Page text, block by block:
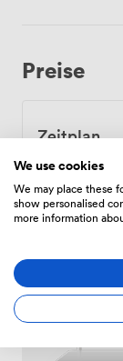
Preise
Zeitplan
Von
We use cookies
We may place these
show personalised
more information